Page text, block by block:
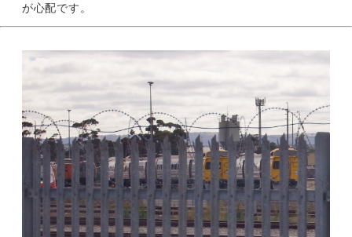
が心配です。